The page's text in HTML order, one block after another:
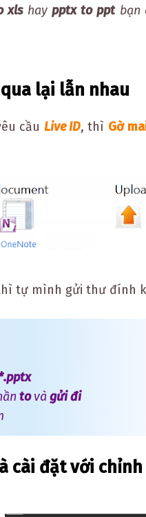
xlshaypptx to pptbạn
lại lẫn nhau
cầu Live ID, thì Gờ
tự mình gửi thư đính
tovàgửi đi
cài đặt với